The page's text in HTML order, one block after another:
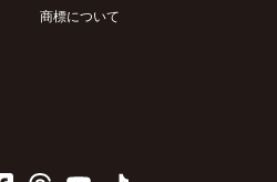
商標について